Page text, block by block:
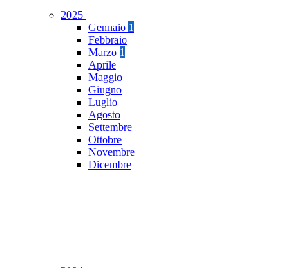
2025
Gennaio 1
Febbraio
Marzo 1
Aprile
Maggio
Giugno
Luglio
Agosto
Settembre
Ottobre
Novembre
Dicembre